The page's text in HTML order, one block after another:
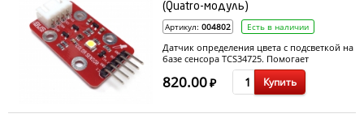
(Quatro-модуль)
Артикул: 004802 Есть в наличии
Датчик определения цвета с подсветкой на
базе сенсора TCS34725. Помогает
определить цвет предмета в формате RGB,
подключается по интерфейсу I2C
820.00₽ Купить